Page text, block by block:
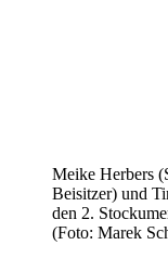
Meike Herbers
Beisitzer) und
den 2.
(Foto: Marek